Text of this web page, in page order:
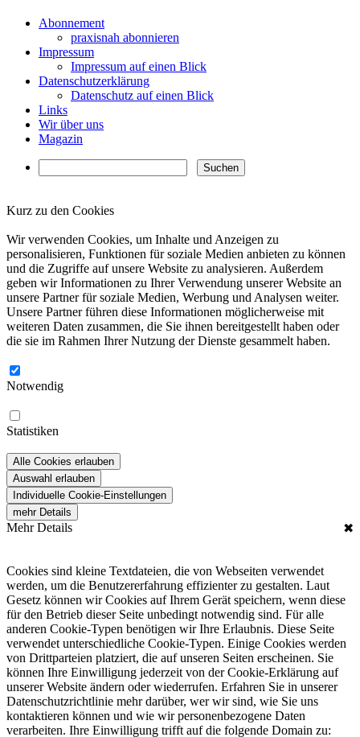
Abonnement
praxisnah abonnieren
Impressum
Impressum auf einen Blick
Datenschutzerklärung
Datenschutz auf einen Blick
Links
Wir über uns
Magazin
Kurz zu den Cookies
Wir verwenden Cookies, um Inhalte und Anzeigen zu
personalisieren, Funktionen für soziale Medien anbieten zu können
und die Zugriffe auf unsere Website zu analysieren. Außerdem
geben wir Informationen zu Ihrer Verwendung unserer Website an
unsere Partner für soziale Medien, Werbung und Analysen weiter.
Unsere Partner führen diese Informationen möglicherweise mit
weiteren Daten zusammen, die Sie ihnen bereitgestellt haben oder
die sie im Rahmen Ihrer Nutzung der Dienste gesammelt haben.
Notwendig
Statistiken
Alle Cookies erlauben
Auswahl erlauben
Individuelle Cookie-Einstellungen
mehr Details
Mehr Details ✖
Cookies sind kleine Textdateien, die von Webseiten verwendet
werden, um die Benutzererfahrung effizienter zu gestalten. Laut
Gesetz können wir Cookies auf Ihrem Gerät speichern, wenn diese
für den Betrieb dieser Seite unbedingt notwendig sind. Für alle
anderen Cookie-Typen benötigen wir Ihre Erlaubnis. Diese Seite
verwendet unterschiedliche Cookie-Typen. Einige Cookies werden
von Drittparteien platziert, die auf unseren Seiten erscheinen. Sie
können Ihre Einwilligung jederzeit von der Cookie-Erklärung auf
unserer Website ändern oder wiederrufen. Erfahren Sie in unserer
Datenschutzrichtlinie mehr darüber, wer wir sind, wie Sie uns
kontaktieren können und wie wir personenbezogene Daten
verarbeiten. Ihre Einwilligung trifft auf die folgende Domain zu: